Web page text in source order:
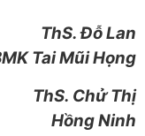
ThS. Đỗ Lan
Tai Mũi Họng
Thị
Hồng Ninh